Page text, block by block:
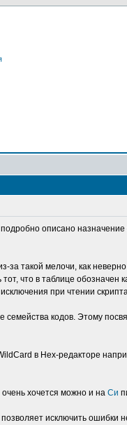
подробно описано
за такой мелочи, как
что в таблице обозначен
при чтении
семейства кодов. Этому
в Hex-редакторе
хочется можно и на Си
исключить ошибки